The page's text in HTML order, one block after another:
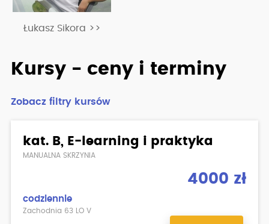
Łukasz Sikora >>
Kursy - ceny i terminy
Zobacz filtry kursów
kat. B, E-learning i praktyka
MANUALNA SKRZYNIA
4000 zł
codziennie
Zachodnia 63 LO V